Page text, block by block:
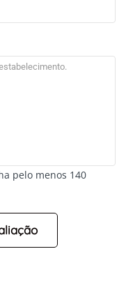
pelo menos 140